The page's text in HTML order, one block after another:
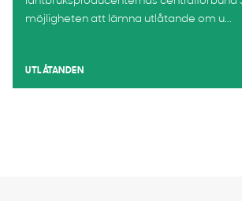
möjligheten att lämna utlåtande om u...
UTLÅTANDEN